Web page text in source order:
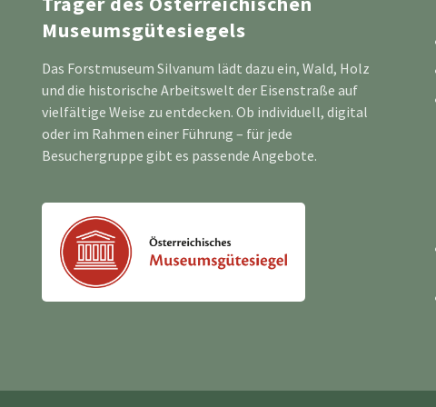
Museumsgütesiegels
Das Forstmuseum Silvanum lädt dazu ein, Wald, Holz
und die historische Arbeitswelt der Eisenstraße auf
vielfältige Weise zu entdecken. Ob individuell, digital
oder im Rahmen einer Führung – für jede
Besuchergruppe gibt es passende Angebote.